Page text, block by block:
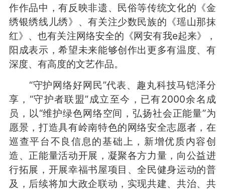
作作品中，有反映非遗、民俗等传统文化的《金
绣银绣线儿绣》、有关注少数民族的《瑶山那抹
红》、也有关注网络安全的《网安有我e起来》，
阳成表示，希望未来能够创作出更多有温度、有
深度、有高度的文艺作品。
“守护网络好网民”代表、趣丸科技马铠泽分
享，“守护者联盟”成立至今，已有2000余名成
员，以“维护绿色网络空间，弘扬社会正能量”为
愿景，打造具有岭南特色的网络安全志愿者，在
巡查平台不良信息的基础上，新增优质内容创
造、正能量活动开展，凝聚各方力量，向公益进
行拓展，开展幸福书屋项目、全民健身运动的普
及，后续将加大政企联动，实现共建、共治、共